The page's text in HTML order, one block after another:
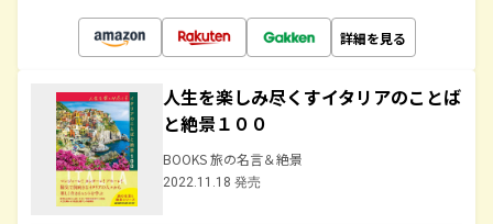
詳細を見る
人生を楽しみ尽くすイタリアのことば
と絶景１００
BOOKS 旅の名言＆絶景
2022.11.18 発売